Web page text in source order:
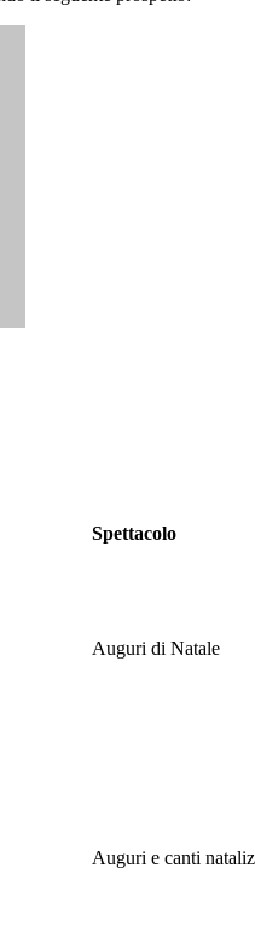
Spettacolo
Auguri di Natale
Auguri e canti